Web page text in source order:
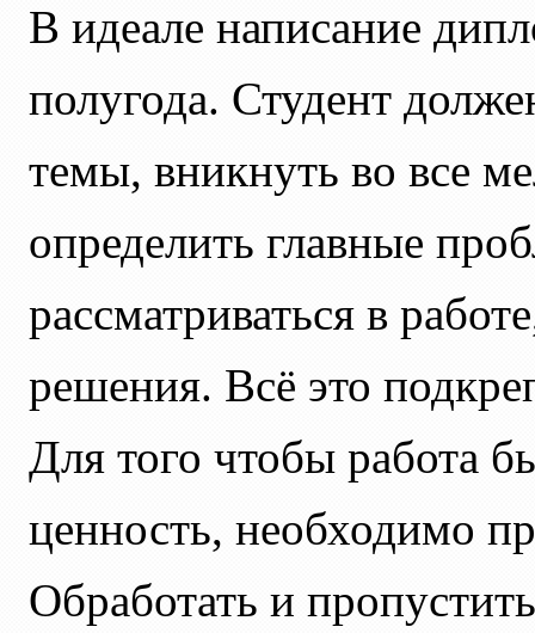
В идеале написание
полугода. Студент
темы, вникнуть во все
определить главные
рассматриваться в
решения. Всё это
Для того чтобы работа
ценность, необходимо
Обработать и